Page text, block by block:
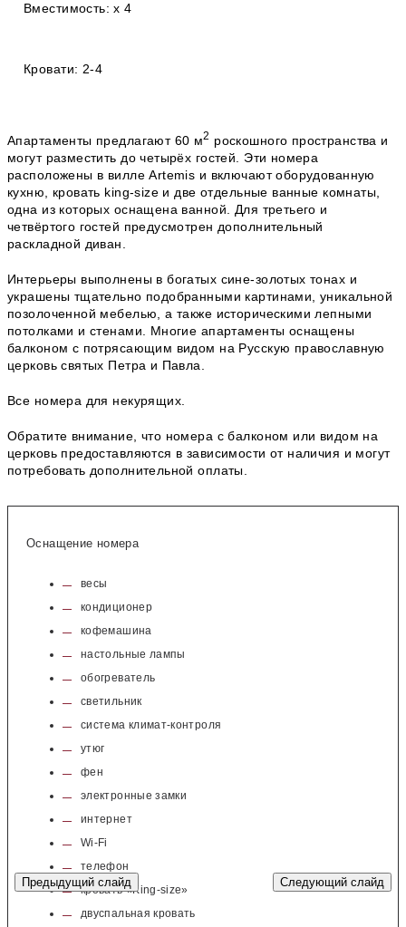
Предыдущий слайд Следующий слайд
Вместимость: x 4
Кровати: 2-4
Апартаменты предлагают 60 м2 роскошного пространства и
могут разместить до четырёх гостей. Эти номера
расположены в вилле Artemis и включают оборудованную
кухню, кровать king-size и две отдельные ванные комнаты,
одна из которых оснащена ванной. Для третьего и
четвёртого гостей предусмотрен дополнительный
раскладной диван.
Интерьеры выполнены в богатых сине-золотых тонах и
украшены тщательно подобранными картинами, уникальной
позолоченной мебелью, а также историческими лепными
потолками и стенами. Многие апартаменты оснащены
балконом с потрясающим видом на Русскую православную
церковь святых Петра и Павла.
Все номера для некурящих.
Обратите внимание, что номера с балконом или видом на
церковь предоставляются в зависимости от наличия и могут
потребовать дополнительной оплаты.
Оснащение номера
весы
кондиционер
кофемашина
настольные лампы
обогреватель
светильник
система климат-контроля
утюг
фен
электронные замки
интернет
Wi-Fi
телефон
кровать «King-size»
двуспальная кровать